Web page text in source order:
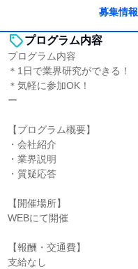
募集情報
プログラム内容
プログラム内容
＊1日で業界研究ができる！
＊気軽に参加OK！
ー
【プログラム概要】
・会社紹介
・業界説明
・質疑応答
【開催場所】
WEBにて開催
【報酬・交通費】
支給なし